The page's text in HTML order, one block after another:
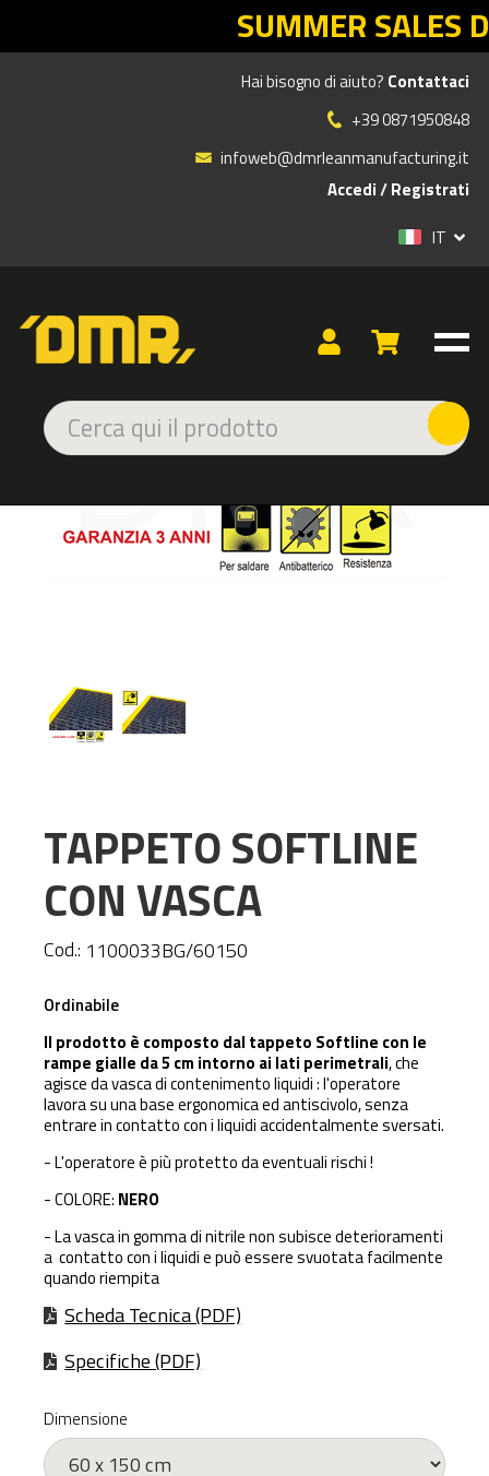
SALES DMR: il rientro
Hai bisogno di aiuto? Contattaci
+39 0871950848
infoweb@dmrleanmanufacturing.it
Accedi/Registrati
IT
TAPPETI ANTIFATICA »
TAPPETO SOFTLINE
CON VASCA
Cod.: 1100033BG/60150
Ordinabile
Il prodotto è composto dal tappeto Softline con le
rampe gialle da 5 cm intorno ai lati perimetrali, che
agisce da vasca di contenimento liquidi : l'operatore
lavora su una base ergonomica ed antiscivolo, senza
entrare in contatto con i liquidi accidentalmente sversati.
- L'operatore è più protetto da eventuali rischi !
- COLORE: NERO
- La vasca in gomma di nitrile non subisce deterioramenti
a contatto con i liquidi e può essere svuotata facilmente
quando riempita
Scheda Tecnica (PDF)
Specifiche (PDF)
Dimensione